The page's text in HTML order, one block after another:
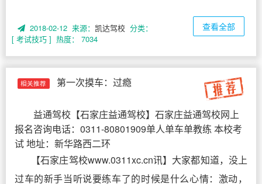
2018-02-12 来源： 凯达驾校 分类：
[ 考试技巧 ] 热度： 7034
查看全部
相关推荐 第一次摸车：过瘾
益通驾校 【石家庄益通驾校】石家庄益通驾校网上
报名咨询电话：0311-80801909单人单车单教练 本校考
试 地址：新华路西二环
【石家庄驾校www.0311xc.cn讯】大家都知道，没上
过车的新手当听说要练车了的时候是什么心情：激动，